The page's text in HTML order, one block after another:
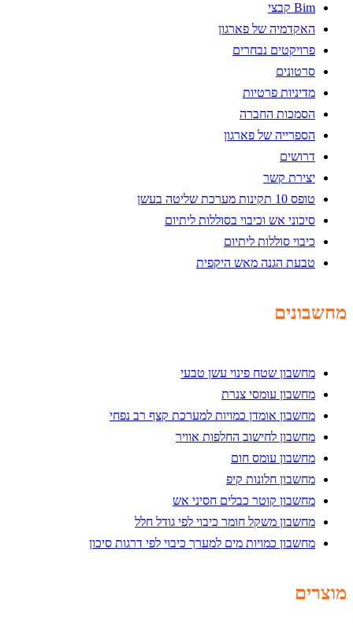
Bim קבצי
האקדמיה של פארגון
פרויקטים נבחרים
סרטונים
מדיניות פרטיות
הסמכות החברה
הספרייה של פארגון
דרושים
יצירת קשר
טופס 10 תקינות מערכת שליטה בעשן
סיכוני אש וכיבוי בסוללות ליתיום
כיבוי סוללות ליתיום
טבעת הגנה מאש היקפית
מחשבונים
מחשבון שטח פינוי עשן טבעי
מחשבון עומסי צנרת
מחשבון אומדן כמויות למערכת קצף רב נפחי
מחשבון לחישוב החלפות אוויר
מחשבון עומס חום
מחשבון חלונות קיפ
מחשבון קוטר כבלים חסיני אש
מחשבון משקל חומר כיבוי לפי גודל חלל
מחשבון כמויות מים למערך כיבוי לפי דרגות סיכון
מוצרים